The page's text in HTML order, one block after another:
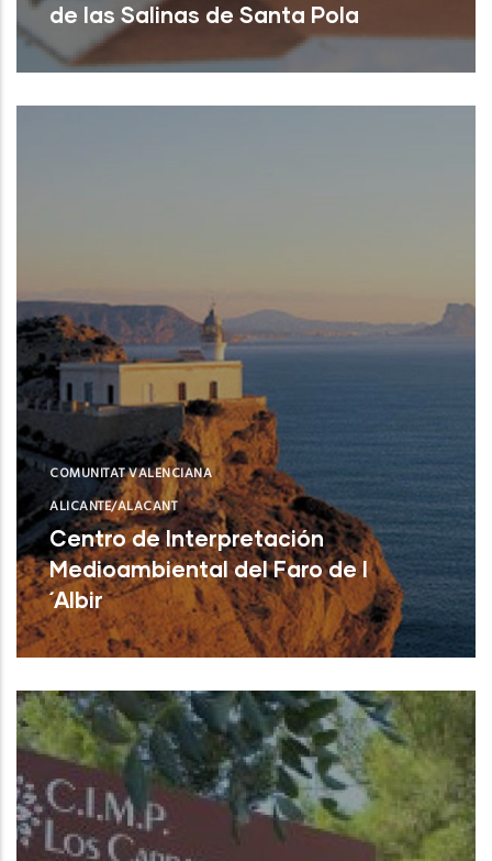
de las Salinas de Santa Pola
Santa Pola (Alicante)
COMUNITAT VALENCIANA
ALICANTE/ALACANT
Centro de Interpretación
Medioambiental del Faro de l
´Albir
L'Alfàs del Pi (Alicante)